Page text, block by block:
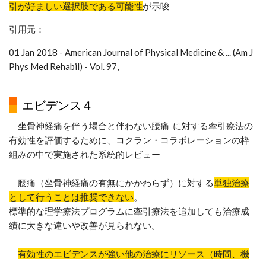
引が好ましい選択肢である可能性が示唆
引用元：
01 Jan 2018 - American Journal of Physical Medicine & ... (Am J
Phys Med Rehabil) - Vol. 97,
エビデンス４
坐骨神経痛を伴う場合と伴わない腰痛 に対する牽引療法の
有効性を評価するために、コクラン・コラボレーションの枠
組みの中で実施された系統的レビュー
腰痛（坐骨神経痛の有無にかかわらず）に対する単独治療
として行うことは推奨できない。
標準的な理学療法プログラムに牽引療法を追加しても治療成
績に大きな違いや改善が見られない。
有効性のエビデンスが強い他の治療にリソース（時間、機